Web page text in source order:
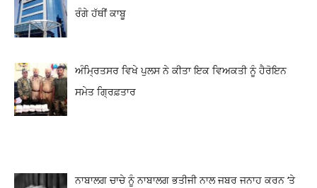
ਰੰਗੇ ਹੱਥੀਂ ਕਾਬੂ
ਅੰਮ੍ਰਿਤਸਰ ਵਿਖੇ ਪੁਲਸ ਨੇ ਕੀਤਾ ਇਕ ਵਿਅਕਤੀ ਨੂੰ ਹੈਰੋਇਨ
ਸਮੇਤ ਗ੍ਰਿਫ਼ਤਾਰ
ਨਾਬਾਲਗ ਚਾਚੇ ਨੂੰ ਨਾਬਾਲਗ ਭਤੀਜੀ ਨਾਲ ਜਬਰ ਜਨਾਹ ਕਰਨ ‘ਤੇ